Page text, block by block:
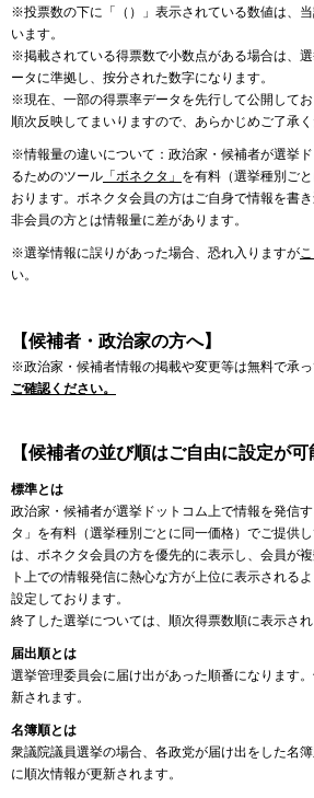
※投票数の下に「（）」表示されている数値は、
います。
※掲載されている得票数で小数点がある場合は、
ータに準拠し、按分された数字になります。
※現在、一部の得票率データを先行して公開してお
順次反映してまいりますので、あらかじめご了承く
※情報量の違いについて：政治家・候補者が選挙
るためのツール 「ボネクタ」 を有料（選挙種別ご
おります。ボネクタ会員の方はご自身で情報を書
非会員の方とは情報量に差があります。
※選挙情報に誤りがあった場合、恐れ入りますが
い。
【候補者・政治家の方へ】
※政治家・候補者情報の掲載や変更等は無料で承っ
ご確認ください。
【候補者の並び順はご自由に設定が可
標準とは
政治家・候補者が選挙ドットコム上で情報を発信
タ」を有料（選挙種別ごとに同一価格）でご提供
は、ボネクタ会員の方を優先的に表示し、会員が
ト上での情報発信に熱心な方が上位に表示される
設定しております。
終了した選挙については、順次得票数順に表示され
届出順とは
選挙管理委員会に届け出があった順番になります
新されます。
名簿順とは
衆議院議員選挙の場合、各政党が届け出をした名
に順次情報が更新されます。